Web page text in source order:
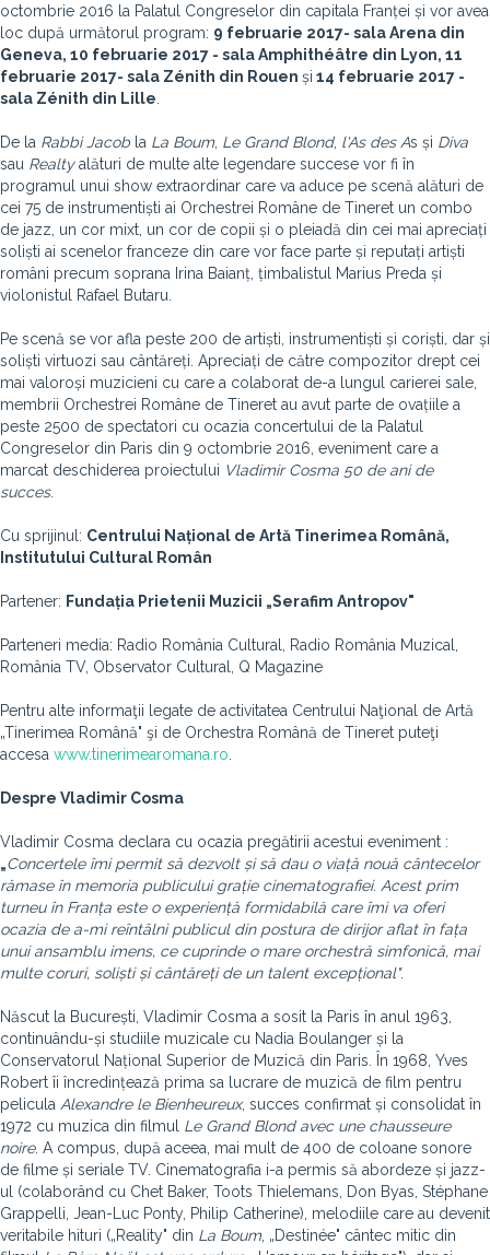
octombrie 2016 la Palatul Congreselor din capitala Franței și vor avea
loc după următorul program: 9 februarie 2017- sala Arena din
Geneva, 10 februarie 2017 - sala Amphithéâtre din Lyon, 11
februarie 2017- sala Zénith din Rouen și 14 februarie 2017 -
sala Zénith din Lille
De la Rabbi Jacob la La Boum, Le Grand Blond, l'Asdes As și Diva
sau Realtyalături de multe alte legendare succese vor fi în
programul unui show extraordinar care va aduce pe scenă alături de
cei 75 de instrumentiști ai Orchestrei Române de Tineret un combo
de jazz, un cor mixt, un cor de copii și o pleiadă din cei mai apreciați
soliști ai scenelor franceze din care vor face parte și reputați artiști
români precum soprana Irina Baianț, țimbalistul Marius Preda și
violonistul Rafael Butaru.
Pe scenă se vor afla peste 200 de artiști, instrumentiști și coriști, dar și
soliști virtuozi sau cântăreți. Apreciați de către compozitor drept cei
mai valoroși muzicieni cu care a colaborat de-a lungul carierei sale,
membrii Orchestrei Române de Tineret au avut parte de ovațiile a
peste 2500 de spectatori cu ocazia concertului de la Palatul
Congreselor din Paris din 9 octombrie 2016, eveniment care a
marcat deschiderea proiectului Vladimir Cosma 50 de ani de
succes.
Cu sprijinul: Centrului Național de Artă Tinerimea Română,
Institutului Cultural Român
Partener: Fundația Prietenii Muzicii „Serafim Antropov"
Parteneri media: Radio România Cultural, Radio România Muzical,
România TV, Observator Cultural, Q Magazine
Pentru alte informaţii legate de activitatea Centrului Naţional de Artă
„Tinerimea Română" şi de Orchestra Română de Tineret puteţi
accesa www.tinerimearomana.ro
Despre Vladimir Cosma
Vladimir Cosma declara cu ocazia pregătirii acestui eveniment :
„Concertele îmi permit să dezvolt și să dau o viață nouă cântecelor
rămase în memoria publicului grație cinematografiei. Acest prim
turneu în Franța este o experiență formidabilă care îmi va oferi
ocazia de a-mi reîntâlni publicul din postura de dirijor aflat în fața
unui ansamblu imens, ce cuprinde o mare orchestră simfonică, mai
multe coruri, soliști și cântăreți de un talent excepțional".
Născut la București, Vladimir Cosma a sosit la Paris în anul 1963,
continuându-și studiile muzicale cu Nadia Boulanger și la
Conservatorul Național Superior de Muzică din Paris. În 1968, Yves
Robert îi încredințează prima sa lucrare de muzică de film pentru
pelicula Alexandre le Bienheureux, succes confirmat și consolidat în
1972 cu muzica din filmul Le Grand Blond avec une chausseure
noire. A compus, după aceea, mai mult de 400 de coloane sonore
de filme și seriale TV. Cinematografia i-a permis să abordeze și jazz-
ul (colaborând cu Chet Baker, Toots Thielemans, Don Byas, Stéphane
Grappelli, Jean-Luc Ponty, Philip Catherine), melodiile care au devenit
veritabile hituri („Reality" din La Boum, „Destinée" cântec mitic din